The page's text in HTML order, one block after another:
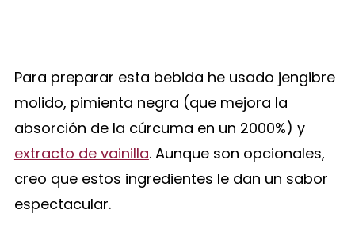
Para preparar esta bebida he usado jengibre
molido, pimienta negra (que mejora la
absorción de la cúrcuma en un 2000%) y
extracto de vainilla. Aunque son opcionales,
creo que estos ingredientes le dan un sabor
espectacular.